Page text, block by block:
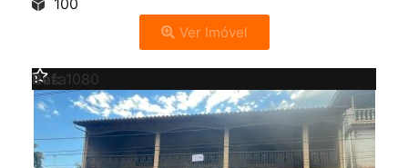
100
Ver Imóvel
Venda
Casa
Ref:1080